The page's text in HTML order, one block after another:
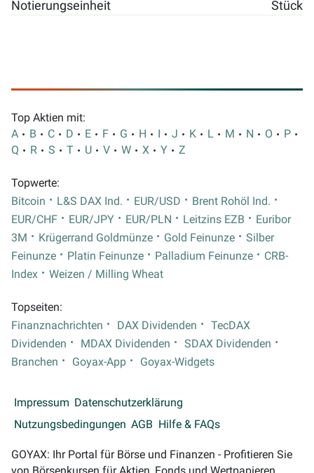
Notierungseinheit
Stück
Top Aktien mit:
A
B C D E F G H I J K L M N O
P
Q
R S T U V W X Y Z
Topwerte:
Bitcoin
L&S DAX Ind. EUR/USD
Brent Rohöl Ind.
EUR/CHF
EUR/JPY EUR/PLN Leitzins EZB
Euribor
3M
Krügerrand Goldmünze Gold Feinunze
Silber
Feinunze
Platin Feinunze Palladium Feinunze
CRB-
Index
Weizen / Milling Wheat
Topseiten:
Finanznachrichten
DAX Dividenden
TecDAX
Dividenden
MDAX Dividenden
SDAX Dividenden
Branchen
Goyax-App Goyax-Widgets
Impressum Datenschutzerklärung
Nutzungsbedingungen AGB Hilfe & FAQs
GOYAX: Ihr Portal für Börse und Finanzen - Profitieren Sie